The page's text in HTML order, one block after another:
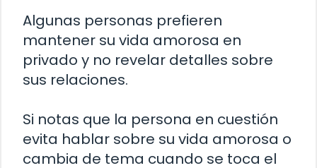
Algunas personas prefieren
mantener su vida amorosa en
privado y no revelar detalles sobre
sus relaciones.
Si notas que la persona en cuestión
evita hablar sobre su vida amorosa o
cambia de tema cuando se toca el